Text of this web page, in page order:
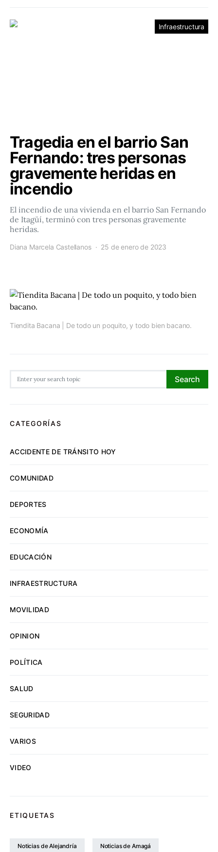
Infraestructura
Tragedia en el barrio San
Fernando: tres personas
gravemente heridas en
incendio
El incendio de una vivienda en el barrio San Fernando
de Itagüí, terminó con tres personas gravemente
heridas.
Diana Marcela Castellanos 25 de enero de 2023
Tiendita Bacana | De todo un poquito, y todo bien bacano.
Search
CATEGORÍAS
ACCIDENTE DE TRÁNSITO HOY
COMUNIDAD
DEPORTES
ECONOMÍA
EDUCACIÓN
INFRAESTRUCTURA
MOVILIDAD
OPINION
POLÍTICA
SALUD
SEGURIDAD
VARIOS
VIDEO
ETIQUETAS
Noticias de Alejandría Noticias de Amagá